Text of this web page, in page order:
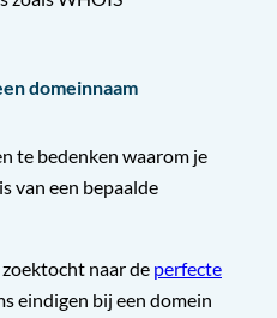
domeinnaam
te bedenken waarom je
van een bepaalde
zoektocht naar de perfecte
eindigen bij een domein